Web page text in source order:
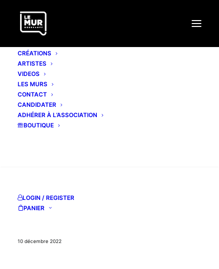
CRÉATIONS
ARTISTES
VIDEOS
LES MURS
CONTACT
CANDIDATER
ADHÉRER À L’ASSOCIATION
BOUTIQUE
LOGIN / REGISTER
PANIER
#358 BABS
10 décembre 2022